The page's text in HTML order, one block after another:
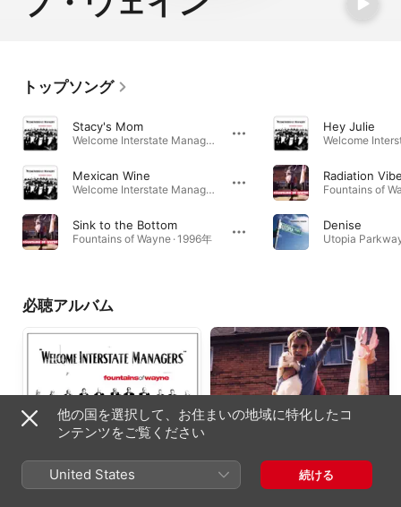
トップソング
Stacy's Mom
Welcome Interstate Managers · 2003年
Mexican Wine
Welcome Interstate Managers · 2003年
Sink to the Bottom
Fountains of Wayne · 1996年
Hey Julie
Radiation
Fountains of
Denise
Utopia
必聴アルバム
他の国を選択して、お住まいの地域に特化したコ
ンテンツをご覧ください
United States 続ける